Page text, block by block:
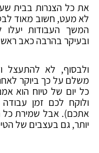
את כל הצנרות בבית
לא מעט, חשוב מאוד
המשך העבודות
ובעיקר בהרבה כאב
ולבסוף, לא להתעצל
משלם על כך ביוקר
כל יום של טיוח הוא
ולוקח לכם זמן
אתכם). אבל שמירת כל
יותר, גם בעצבים של